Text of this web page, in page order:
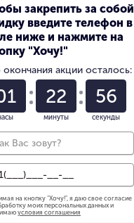
на сказку
0
0
закрепить за собой
введите телефон в
ниже и нажмите на
"Хочу!"
акции осталось:
22
минуты
56
секунды
на кнопку "Хочу!", я даю свое согласие
моих персональных данных и
условия соглашения